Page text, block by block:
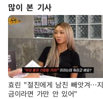
많이 본 기사
효린 "절친에게 남친 빼앗겨…지
금이라면 가만 안 있어"